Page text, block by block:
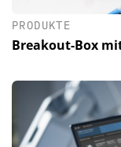
PRODUKTE
Breakout-Box